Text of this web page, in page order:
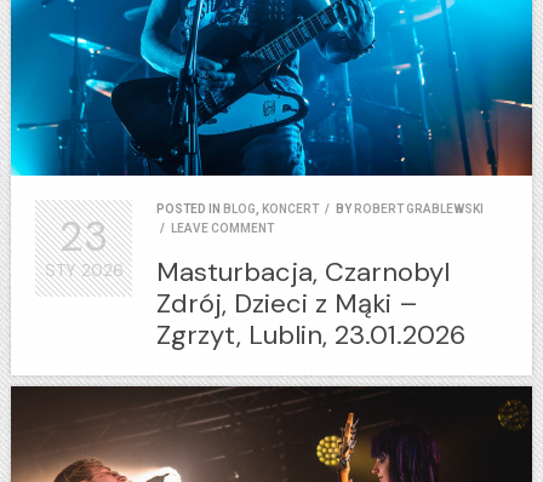
POSTED IN BLOG KONCERT / BY ROBERT GRABLEWSKI
/
LEAVE COMMENT
Masturbacja, Czarnobyl
Zdrój, Dzieci z Mąki –
Zgrzyt, Lublin, 23.01.2026
23
STY2026